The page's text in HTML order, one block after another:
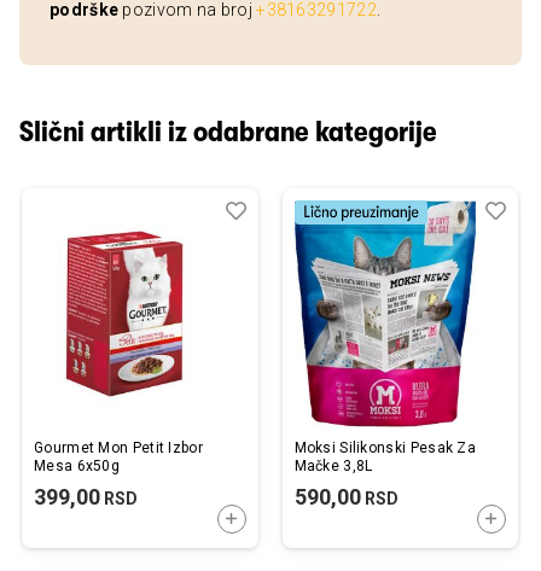
podrške pozivom na broj+38163291722
Slični artikli iz odabrane kategorije
Gourmet Mon Petit Izbor
Mesa 6x50g
399,00 RSD
DODAJTE U KORPU
Dodaj
Uporedi
Moksi Silikonski Pesak Za
Mačke 3,8L
590,00RSD